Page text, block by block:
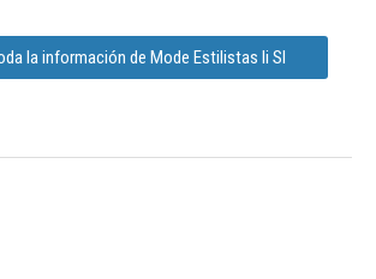
la información de Mode Estilistas Ii Sl